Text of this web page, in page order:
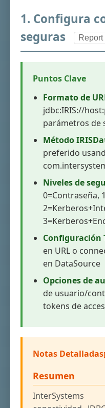
1. Configura
seguras
Puntos Clave
Formato de
jdbc:IRIS://
parámetros de
Método
preferido
Niveles de
0=Contraseña,
Configuración
en URL o
en DataSource
Opciones de
de usuario/
tokens de
Notas Detalladas
Resumen